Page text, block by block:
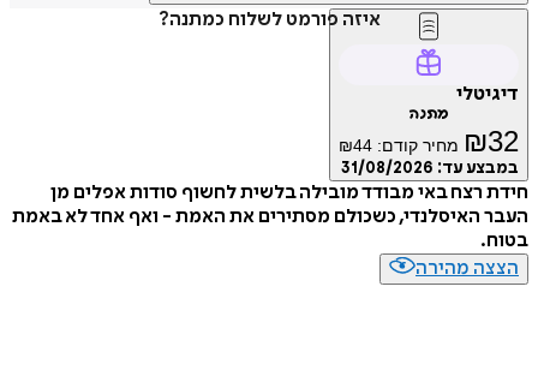
איזה פורמט לשלוח כמתנה?
₪ מחיר קודם: ₪44
עד:31/08/2026
רצח באי מבודד מובילה בלשית לחשוף סודות אפלים מן
האיסלנדי, כשכולם מסתירים את האמת - ואף אחד לא באמת
מהירה